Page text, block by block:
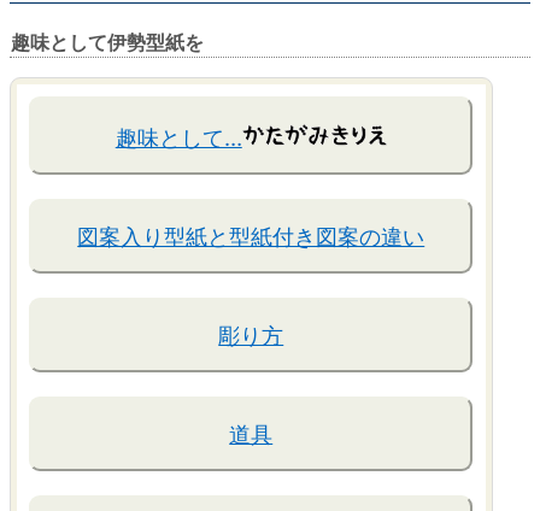
趣味として伊勢型紙を
趣味として…
図案入り型紙と型紙付き図案の違い
彫り方
道具